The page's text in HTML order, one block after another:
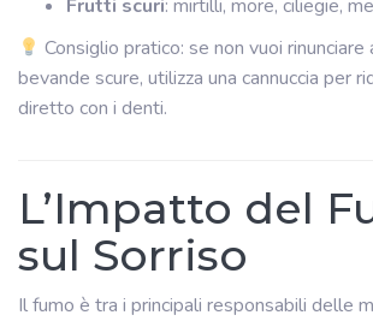
Frutti scuri: mirtilli, more, ciliegie,
Consiglio pratico: se non vuoi
bevande scure, utilizza una cannuccia per
diretto con i denti.
L’Impatto del
sul Sorriso
Il fumo è tra i principali responsabili delle